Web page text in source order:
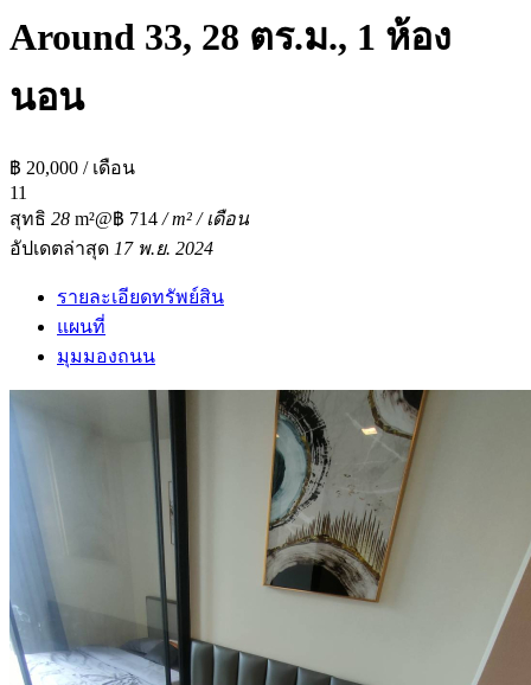
Around 33, 28 ตร.ม., 1 ห้อง
นอน
฿ 20,000 / เดือน
11
สุทธิ 28 m²@฿ 714 / m² / เดือน
อัปเดตล่าสุด 17 พ.ย. 2024
รายละเอียดทรัพย์สิน
แผนที่
มุมมองถนน